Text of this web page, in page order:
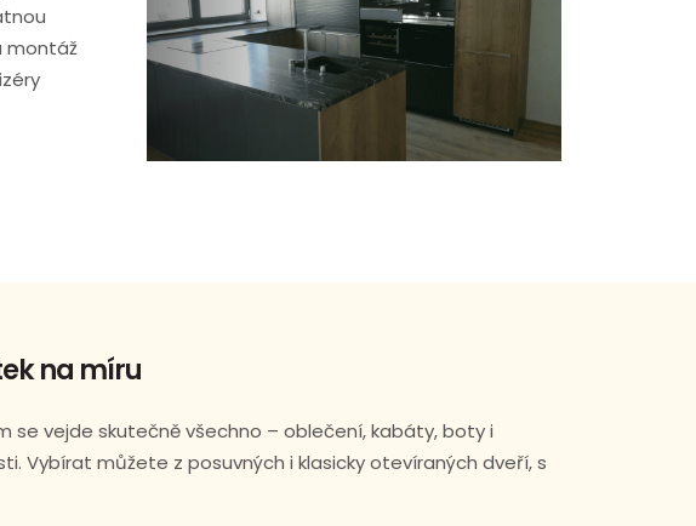
montáž
na míru
se vejde skutečně všechno – oblečení, kabáty, boty i
Vybírat můžete z posuvných i klasicky otevíraných dveří, s